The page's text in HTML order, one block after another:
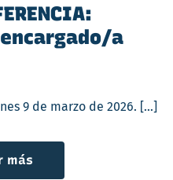
a
9 de marzo de 2026. […]
más